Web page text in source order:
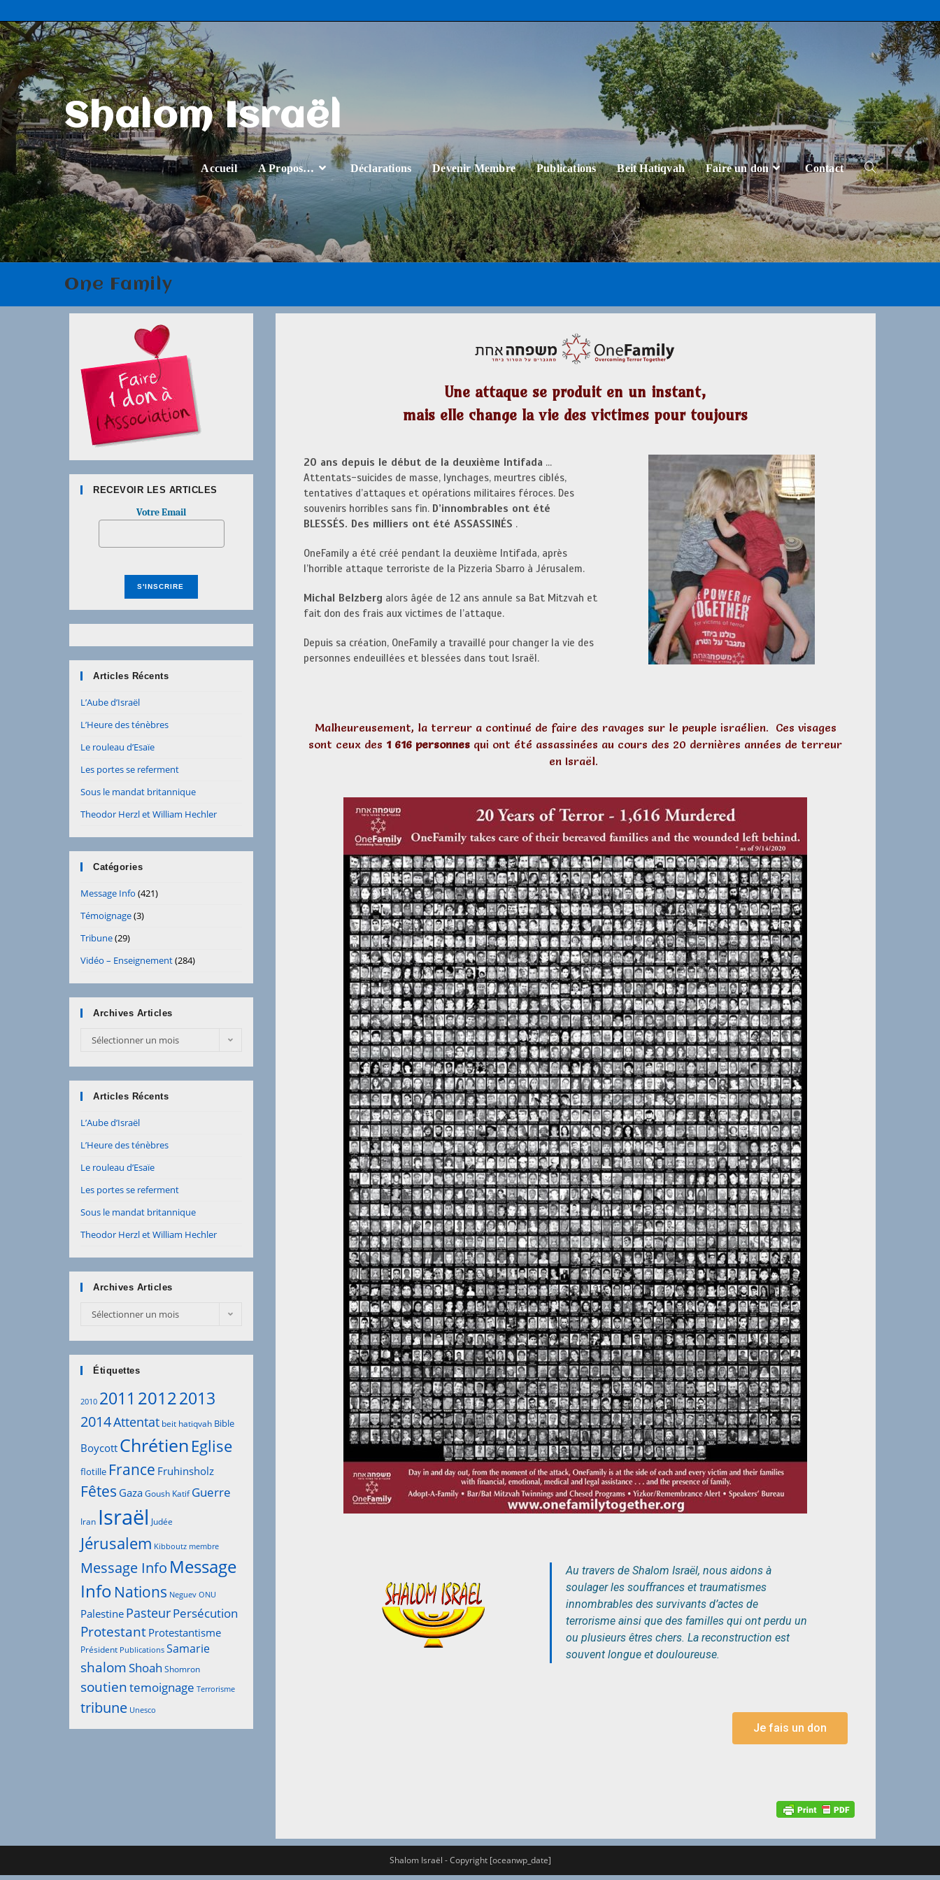
Shalom Israël
Accueil A Propos… Déclarations Devenir Membre Publications Beit Hatiqvah Faire un don Contact
One Family
Une attaque se produit en un instant,
mais elle change la vie des victimes pour toujours
20 ans depuis le début de la deuxième Intifada …
Attentats-suicides de masse, lynchages, meurtres ciblés,
tentatives d’attaques et opérations militaires féroces. Des
souvenirs horribles sans fin. D’innombrables ont été
BLESSÉS. Des milliers ont été ASSASSINÉS .
OneFamily a été créé pendant la deuxième Intifada, après
l’horrible attaque terroriste de la Pizzeria Sbarro à Jérusalem.
Michal Belzberg alors âgée de 12 ans annule sa Bat Mitzvah et
fait don des frais aux victimes de l’attaque.
Depuis sa création, OneFamily a travaillé pour changer la vie des
personnes endeuillées et blessées dans tout Israël.
Malheureusement, la terreur a continué de faire des ravages sur le peuple israélien. Ces visages
sont ceux des 1 616 personnes qui ont été assassinées au cours des 20 dernières années de terreur
en Israël.
Au travers de Shalom Israël, nous aidons à
soulager les souffrances et traumatismes
innombrables des survivants d’actes de
terrorisme ainsi que des familles qui ont perdu un
ou plusieurs êtres chers. La reconstruction est
souvent longue et douloureuse.
Je fais un don
RECEVOIR LES ARTICLES
Votre Email
Articles Récents
L’Aube d’Israël
L’Heure des ténèbres
Le rouleau d’Esaïe
Les portes se referment
Sous le mandat britannique
Theodor Herzl et William Hechler
Catégories
Message Info (421)
Témoignage(3)
Tribune(29)
Vidéo – Enseignement(284)
Archives Articles
Sélectionner un mois
Articles Récents
L’Aube d’Israël
L’Heure des ténèbres
Le rouleau d’Esaïe
Les portes se referment
Sous le mandat britannique
Theodor Herzl et William Hechler
Archives Articles
Sélectionner un mois
Étiquettes
2010 2011 20122013
2014Attentat beit hatiqvah Bible
Boycott Chrétien Eglise
flotille France Fruhinsholz
Fêtes GazaGoush Katif Guerre
Iran Israël Judée
Jérusalem Kibboutz membre
Message Info Message
Info Nations Neguev ONU
Palestine PasteurPersécution
Protestant Protestantisme
Président Publications Samarie
shalomShoah Shomron
soutientemoignage Terrorisme
tribune Unesco
Shalom Israël - Copyright [oceanwp_date]